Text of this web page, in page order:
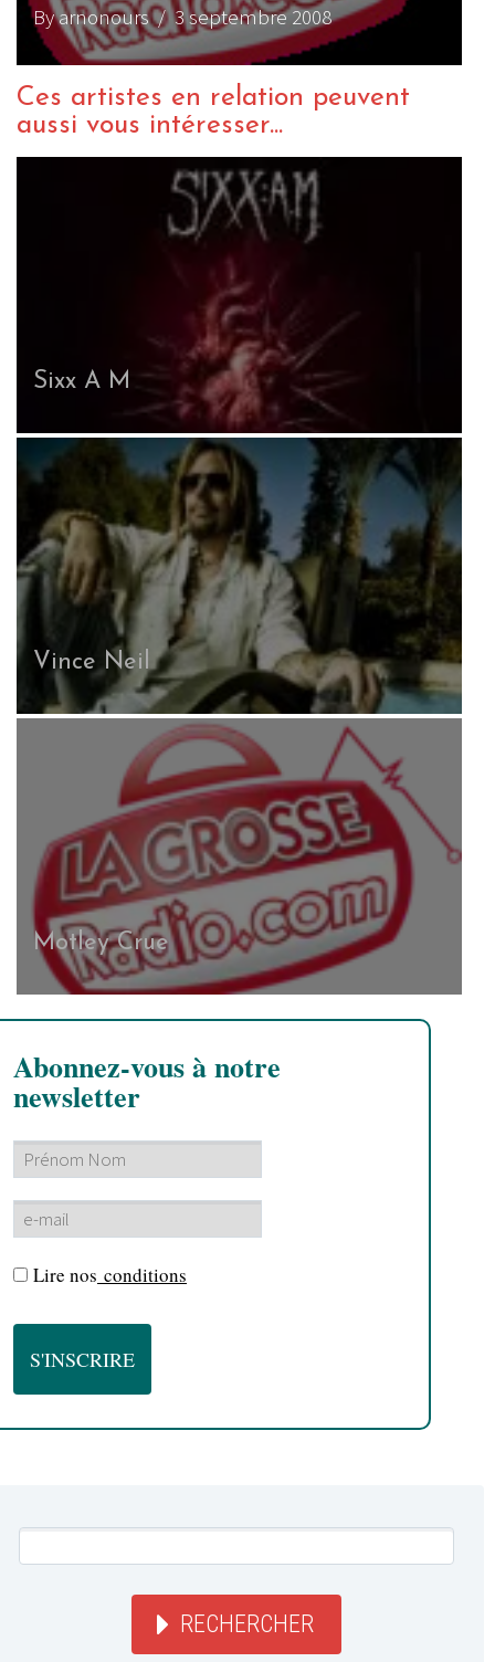
By arnonours/ 3 septembre 2008
Ces artistes en relation peuvent
aussi vous intéresser...
Sixx A M
Vince Neil
Motley Crue
Abonnez-vous à notre
newsletter
Lire nos conditions
RECHERCHER